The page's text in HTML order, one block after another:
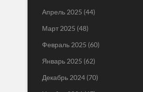
Апрель 2025 (44)
Март 2025 (48)
Февраль 2025 (60)
Январь 2025 (62)
Декабрь 2024 (70)